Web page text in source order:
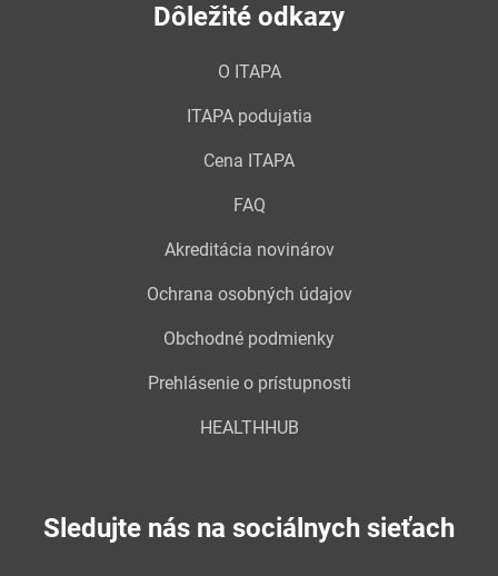
Dôležité odkazy
O ITAPA
ITAPA podujatia
Cena ITAPA
FAQ
Akreditácia novinárov
Ochrana osobných údajov
Obchodné podmienky
Prehlásenie o prístupnosti
HEALTHHUB
Sledujte nás na sociálnych sieťach